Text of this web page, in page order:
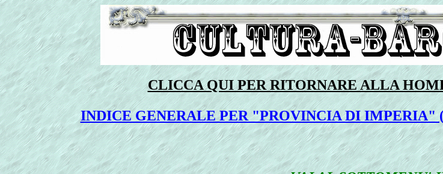
CLICCA QUI PER RITORNARE ALLA
INDICE GENERALE PER "PROVINCIA DI IMPERIA"